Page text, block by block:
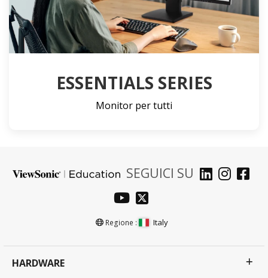
ESSENTIALS SERIES
Monitor per tutti
SEGUICI SU
Regione : Italy
HARDWARE